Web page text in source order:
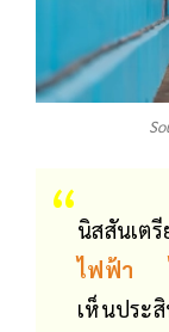
นิสสันเตรี
ไฟฟ้า
เห็นประ